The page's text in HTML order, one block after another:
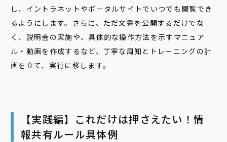
し、イントラネットやポータルサイトでいつでも閲覧でき
るようにします。さらに、ただ文書を公開するだけでな
く、説明会の実施や、具体的な操作方法を示すマニュア
ル・動画を作成するなど、丁寧な周知とトレーニングの計
画を立て、実行に移します。
【実践編】これだけは押さえたい！情
報共有ルール具体例